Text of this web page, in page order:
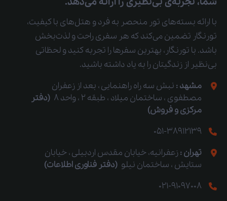
با ارائه بسته‌های تور منحصر به فرد و هتل‌های با کیفیت،
تورنگار تضمین می‌کند که هر سفری راحت و لذت‌بخش
باشد. با تورنگار، بهترین سفرها را تجربه کنید و لحظاتی
بی‌نظیر از زندگیتان را به یاد داشته باشید.
مشهد : نبش سه راه راهنمایی ، بعد از زعفران
مصطفوی ، ساختمان میلاد ، طبقه 2 ، واحد 8
(دفتر
مرکزی و فروش)
051-38912139
تهران :زعفرانیه، خیابان مقدس اردبیلی ، خیابان
ستایش ، ساختمان نیلو (دفتر فناوری اطلاعات)
021-91097008